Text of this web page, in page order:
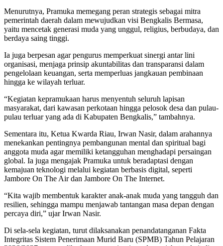
Menurutnya, Pramuka memegang peran strategis sebagai mitra
pemerintah daerah dalam mewujudkan visi Bengkalis Bermasa,
yaitu mencetak generasi muda yang unggul, religius, berbudaya, dan
berdaya saing tinggi.
Ia juga berpesan agar pengurus memperkuat sinergi antar lini
organisasi, menjaga prinsip akuntabilitas dan transparansi dalam
pengelolaan keuangan, serta memperluas jangkauan pembinaan
hingga ke wilayah terluar.
“Kegiatan kepramukaan harus menyentuh seluruh lapisan
masyarakat, dari kawasan perkotaan hingga pelosok desa dan pulau-
pulau terluar yang ada di Kabupaten Bengkalis,” tambahnya.
Sementara itu, Ketua Kwarda Riau, Irwan Nasir, dalam arahannya
menekankan pentingnya pembangunan mental dan spiritual bagi
anggota muda agar memiliki ketangguhan menghadapi persaingan
global. Ia juga mengajak Pramuka untuk beradaptasi dengan
kemajuan teknologi melalui kegiatan berbasis digital, seperti
Jambore On The Air dan Jambore On The Internet.
“Kita wajib membentuk karakter anak-anak muda yang tangguh dan
resilien, sehingga mampu menjawab tantangan masa depan dengan
percaya diri,” ujar Irwan Nasir.
Di sela-sela kegiatan, turut dilaksanakan penandatanganan Fakta
Integritas Sistem Penerimaan Murid Baru (SPMB) Tahun Pelajaran